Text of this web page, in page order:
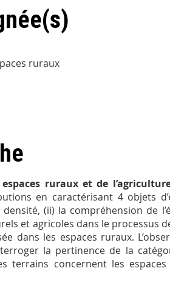
ruraux
ruraux et de
en caractérisant 4 objets
(ii) la compréhension de
et agricoles dans le processus
dans les espaces ruraux.
la pertinence de la
terrains concernent les